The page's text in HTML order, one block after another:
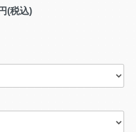
(税込)